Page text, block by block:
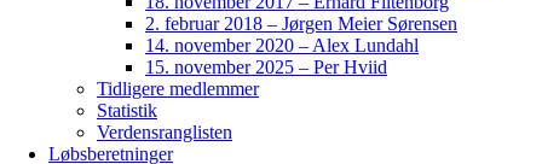
2. februar 2018 – Jørgen Meier Sørensen
14. november 2020 – Alex Lundahl
15. november 2025 – Per Hviid
Tidligere medlemmer
Statistik
Verdensranglisten
Løbsberetninger